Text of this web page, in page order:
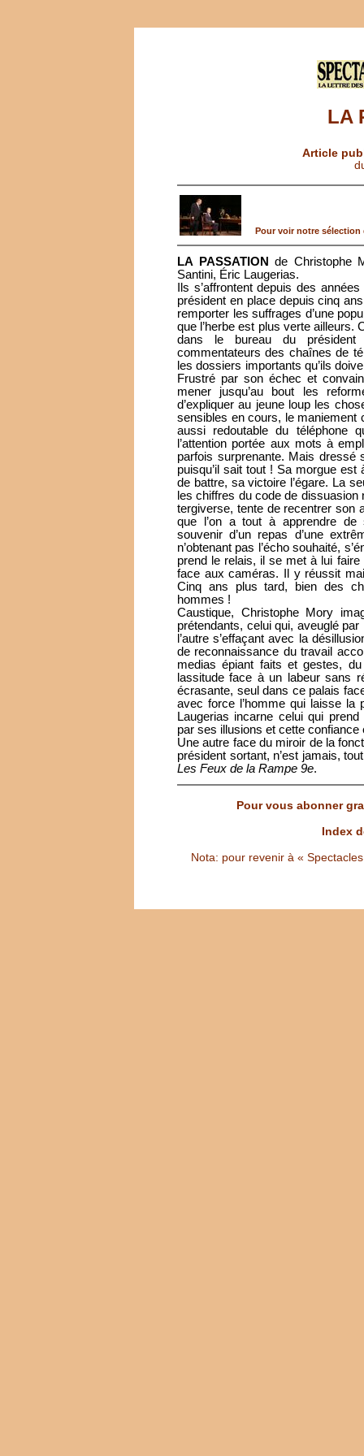
LA
Article
Pour voir notre sélection
LA PASSATION
de Christophe
Santini, Éric Laugerias.
Ils s’affrontent depuis des
président en place depuis cinq
remporter les suffrages d’une
que l’herbe est plus verte ailleurs.
dans le bureau du
commentateurs des chaînes de
les dossiers importants qu’ils
Frustré par son échec et
mener jusqu’au bout les
d’expliquer au jeune loup les
sensibles en cours, le maniement
aussi redoutable du téléphone
l’attention portée aux mots à
parfois surprenante. Mais
puisqu’il sait tout ! Sa morgue est
de battre, sa victoire l’égare. La
les chiffres du code de
tergiverse, tente de recentrer son
que l’on a tout à apprendre de
souvenir d’un repas d’une
n’obtenant pas l’écho souhaité,
prend le relais, il se met à lui faire
face aux caméras. Il y réussit
Cinq ans plus tard, bien des
hommes !
Caustique, Christophe Mory
prétendants, celui qui, aveuglé
l’autre s’effaçant avec la
de reconnaissance du travail
medias épiant faits et gestes,
lassitude face à un labeur sans
écrasante, seul dans ce palais
avec force l’homme qui laisse la
Laugerias incarne celui qui
par ses illusions et cette
Une autre face du miroir de la
président sortant, n’est jamais,
Les Feux de la Rampe 9e.
Pour vous abonner
Index
Nota: pour revenir à «